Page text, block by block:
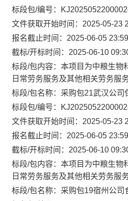
标段包/编号：
文件获取开始时间：2025-05-23
报名截止时间：2025-06-05
截标/开标时间：2025-06-10
标段/包内容：本项目为中粮生物
日常劳务服务及其他相关劳务服
标段/包名称：采购包21武汉公司
标段包/编号：
文件获取开始时间：2025-05-23
报名截止时间：2025-06-05
截标/开标时间：2025-06-10
标段/包内容：本项目为中粮生物
日常劳务服务及其他相关劳务服
标段/包名称：采购包19宿州公司